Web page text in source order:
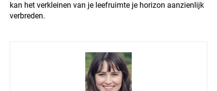
kan het verkleinen van je leefruimte je horizon aanzienlijk
verbreden.